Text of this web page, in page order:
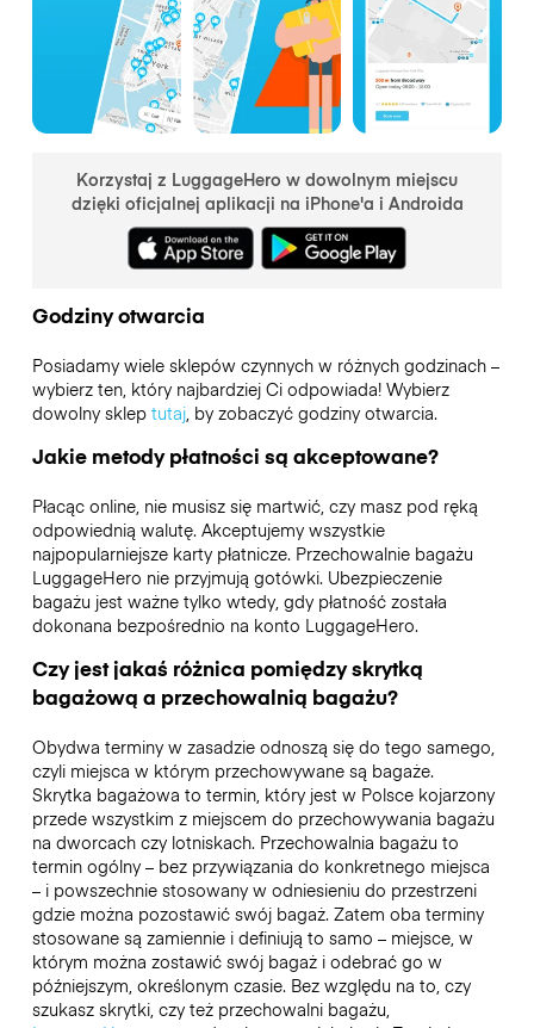
Korzystaj z LuggageHero w dowolnym miejscu
dzięki oficjalnej aplikacji na iPhone'a i Androida
Godziny otwarcia
Posiadamy wiele sklepów czynnych w różnych godzinach –
wybierz ten, który najbardziej Ci odpowiada! Wybierz
dowolny sklep tutaj, by zobaczyć godziny otwarcia.
Jakie metody płatności są akceptowane?
Płacąc online, nie musisz się martwić, czy masz pod ręką
odpowiednią walutę. Akceptujemy wszystkie
najpopularniejsze karty płatnicze. Przechowalnie bagażu
LuggageHero nie przyjmują gotówki. Ubezpieczenie
bagażu jest ważne tylko wtedy, gdy płatność została
dokonana bezpośrednio na konto LuggageHero.
Czy jest jakaś różnica pomiędzy skrytką
bagażową a przechowalnią bagażu?
Obydwa terminy w zasadzie odnoszą się do tego samego,
czyli miejsca w którym przechowywane są bagaże.
Skrytka bagażowa to termin, który jest w Polsce kojarzony
przede wszystkim z miejscem do przechowywania bagażu
na dworcach czy lotniskach. Przechowalnia bagażu to
termin ogólny – bez przywiązania do konkretnego miejsca
– i powszechnie stosowany w odniesieniu do przestrzeni
gdzie można pozostawić swój bagaż. Zatem oba terminy
stosowane są zamiennie i definiują to samo – miejsce, w
którym można zostawić swój bagaż i odebrać go w
późniejszym, określonym czasie. Bez względu na to, czy
szukasz skrytki, czy też przechowalni bagażu,